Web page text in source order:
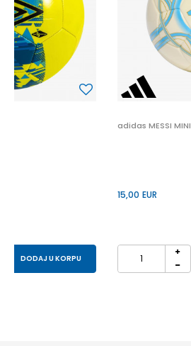
DODAJ U KORPU
adidas MESSI MINI
15,00 EUR